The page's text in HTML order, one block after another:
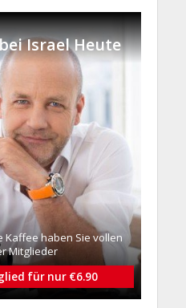
Israel Heute
Kaffee haben Sie vollen
Mitglieder
für nur €6.90